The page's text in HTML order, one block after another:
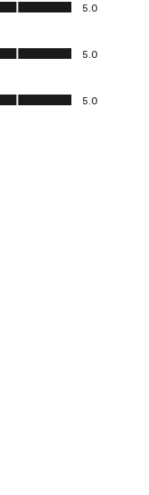
5.0
5.0
5.0